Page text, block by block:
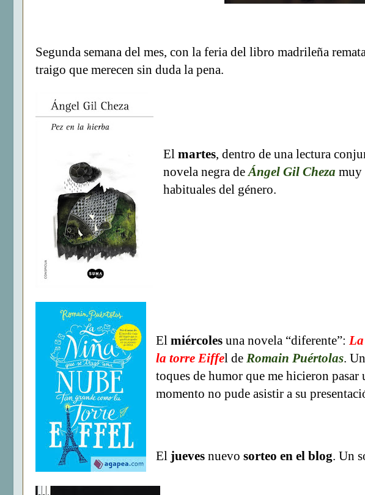
Segunda semana del mes, con la feria del libro madrileña
traigo que merecen sin duda la pena.
El martes, dentro de una lectura
novela negra deÁngel Gil Cheza muy
habituales del género.
El miércolesuna novela “diferente”:
la torre Eiffel de Romain Puértolas.
toques de humor que me hicieron
momento no pude asistir a su
El juevesnuevo sorteo en el blog. Un